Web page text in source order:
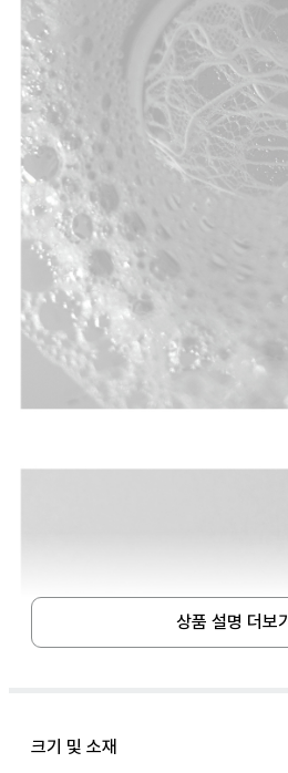
상품 설명 더보기
크기 및 소재